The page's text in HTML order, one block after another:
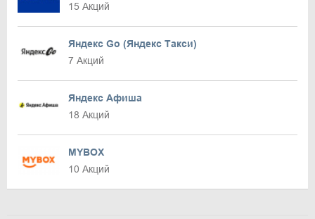
15 Акций
Яндекс Go (Яндекс Такси)
7 Акций
Яндекс Афиша
18 Акций
MYBOX
10 Акций